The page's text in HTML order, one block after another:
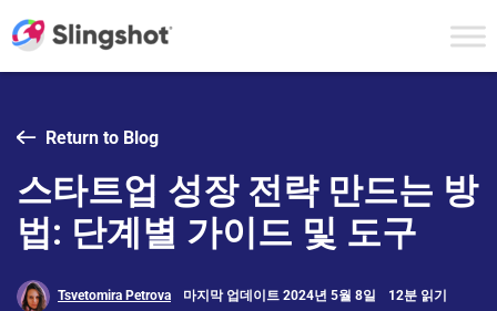
Return to Blog
스타트업 성장 전략 만드는 방
법: 단계별 가이드 및 도구
Tsvetomira Petrova 마지막 업데이트 2024년 5월 8일 12분 읽기